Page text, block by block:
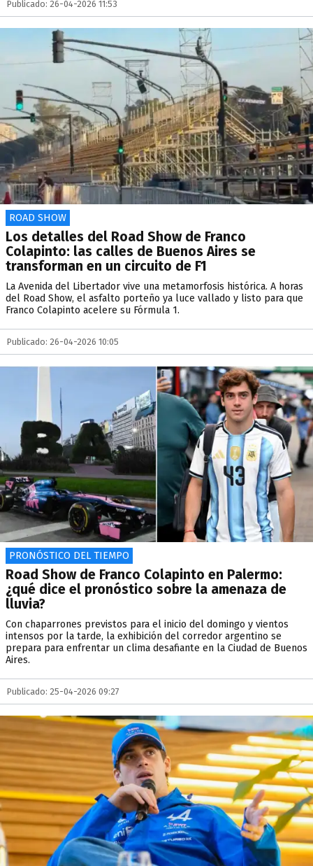
Publicado: 26-04-2026 11:53
ROAD SHOW
Los detalles del Road Show de Franco
Colapinto: las calles de Buenos Aires se
transforman en un circuito de F1
La Avenida del Libertador vive una metamorfosis histórica. A horas
del Road Show, el asfalto porteño ya luce vallado y listo para que
Franco Colapinto acelere su Fórmula 1.
Publicado: 26-04-2026 10:05
PRONÓSTICO DEL TIEMPO
Road Show de Franco Colapinto en Palermo:
¿qué dice el pronóstico sobre la amenaza de
lluvia?
Con chaparrones previstos para el inicio del domingo y vientos
intensos por la tarde, la exhibición del corredor argentino se
prepara para enfrentar un clima desafiante en la Ciudad de Buenos
Aires.
Publicado: 25-04-2026 09:27